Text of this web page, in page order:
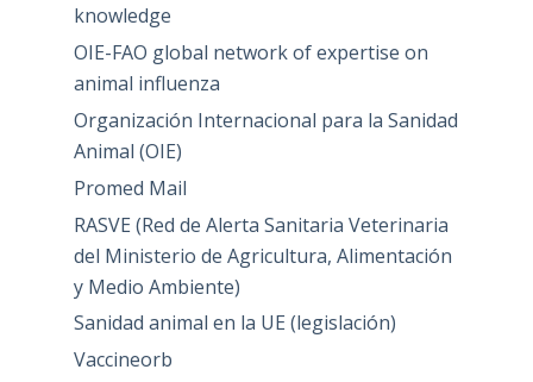
knowledge
OIE-FAO global network of expertise on
animal influenza
Organización Internacional para la Sanidad
Animal (OIE)
Promed Mail
RASVE (Red de Alerta Sanitaria Veterinaria
del Ministerio de Agricultura, Alimentación
y Medio Ambiente)
Sanidad animal en la UE (legislación)
Vaccineorb